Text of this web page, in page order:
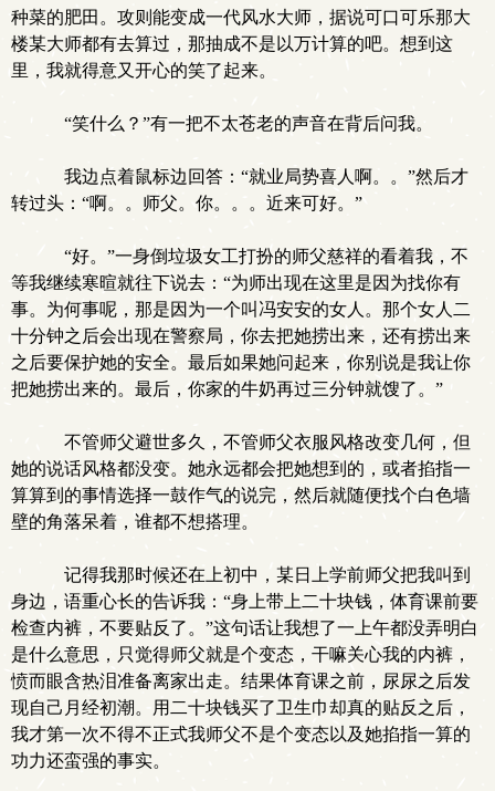
种菜的肥田。攻则能变成一代风水大师，据说可口可乐那大
楼某大师都有去算过，那抽成不是以万计算的吧。想到这
里，我就得意又开心的笑了起来。
“笑什么？”有一把不太苍老的声音在背后问我。
我边点着鼠标边回答：“就业局势喜人啊。。”然后才
转过头：“啊。。师父。你。。。近来可好。”
“好。”一身倒垃圾女工打扮的师父慈祥的看着我，不
等我继续寒暄就往下说去：“为师出现在这里是因为找你有
事。为何事呢，那是因为一个叫冯安安的女人。那个女人二
十分钟之后会出现在警察局，你去把她捞出来，还有捞出来
之后要保护她的安全。最后如果她问起来，你别说是我让你
把她捞出来的。最后，你家的牛奶再过三分钟就馊了。”
不管师父避世多久，不管师父衣服风格改变几何，但
她的说话风格都没变。她永远都会把她想到的，或者掐指一
算算到的事情选择一鼓作气的说完，然后就随便找个白色墙
壁的角落呆着，谁都不想搭理。
记得我那时候还在上初中，某日上学前师父把我叫到
身边，语重心长的告诉我：“身上带上二十块钱，体育课前要
检查内裤，不要贴反了。”这句话让我想了一上午都没弄明白
是什么意思，只觉得师父就是个变态，干嘛关心我的内裤，
愤而眼含热泪准备离家出走。结果体育课之前，尿尿之后发
现自己月经初潮。用二十块钱买了卫生巾却真的贴反之后，
我才第一次不得不正式我师父不是个变态以及她掐指一算的
功力还蛮强的事实。